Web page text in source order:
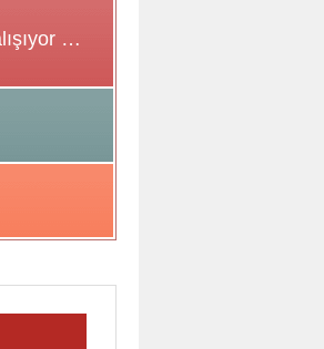
Google Chrome Yavaş Çalışıyor Sorunu için Çözüm Önerileri